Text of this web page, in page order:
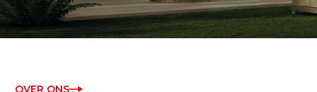
OVER ONS